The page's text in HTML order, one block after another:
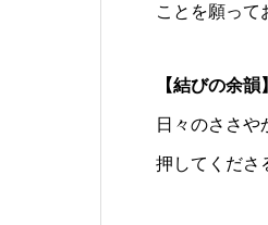
ことを願って
【結びの余韻】
日々のささ
押してくださ